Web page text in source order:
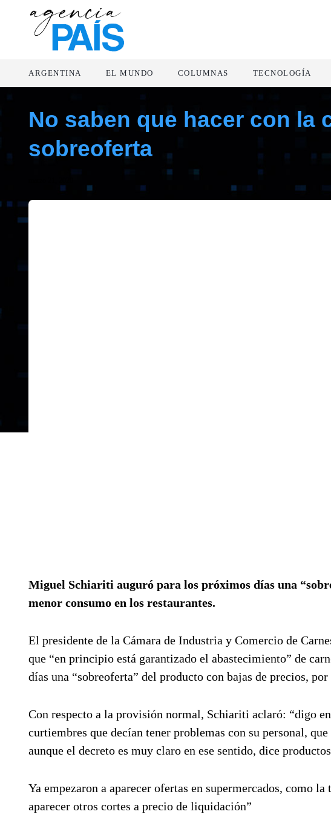
ARGENTINA EL MUNDO COLUMNAS TECNOLOGÍA
No saben que hacer con la
sobreoferta
Miguel Schiariti auguró para los próximos días una
menor consumo en los restaurantes.
El presidente de la Cámara de Industria y Comercio de
que “en principio está garantizado el abastecimiento” de
días una “sobreoferta” del producto con bajas de precios,
Con respecto a la provisión normal, Schiariti aclaró: “digo
curtiembres que decían tener problemas con su personal,
aunque el decreto es muy claro en ese sentido, dice
Ya empezaron a aparecer ofertas en supermercados, como
aparecer otros cortes a precio de liquidación”